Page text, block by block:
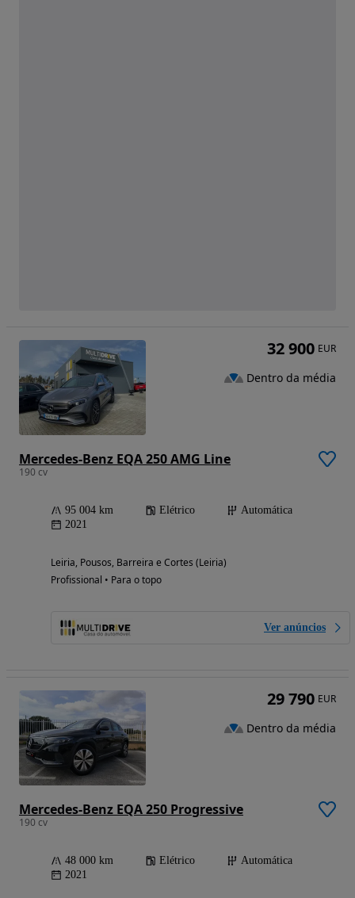
Mercedes-Benz EQA 250 AMG Line
190 cv
95 004 km Elétrico
Automática
2021
Leiria, Pousos, Barreira e Cortes (Leiria)
Profissional • Para o topo
Ver anúncios
32 900 EUR
Dentro da média
Mercedes-Benz EQA 250 Progressive
190 cv
48 000 km Elétrico
Automática
2021
29 790 EUR
Dentro da média